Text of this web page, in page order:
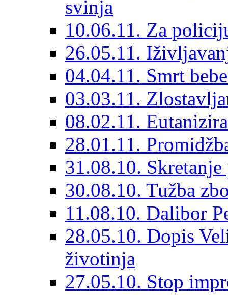
svinja
10.06.11. Za
26.05.11.
04.04.11. Smrt
03.03.11.
08.02.11.
28.01.11.
31.08.10.
30.08.10. Tužba
11.08.10. Dalibor
28.05.10. Dopis
životinja
27.05.10. Stop